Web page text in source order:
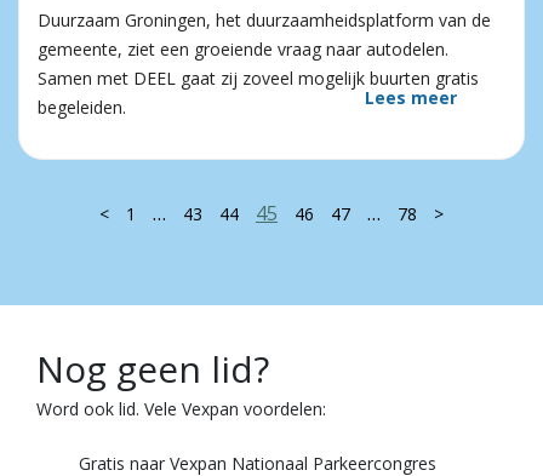
Duurzaam Groningen, het duurzaamheidsplatform van de
gemeente, ziet een groeiende vraag naar autodelen.
Samen met DEEL gaat zij zoveel mogelijk buurten gratis
begeleiden.
Lees meer
< 1 … 43 44 45 46 47 … 78 >
Nog geen lid?
Word ook lid. Vele Vexpan voordelen:
Gratis naar Vexpan Nationaal Parkeercongres